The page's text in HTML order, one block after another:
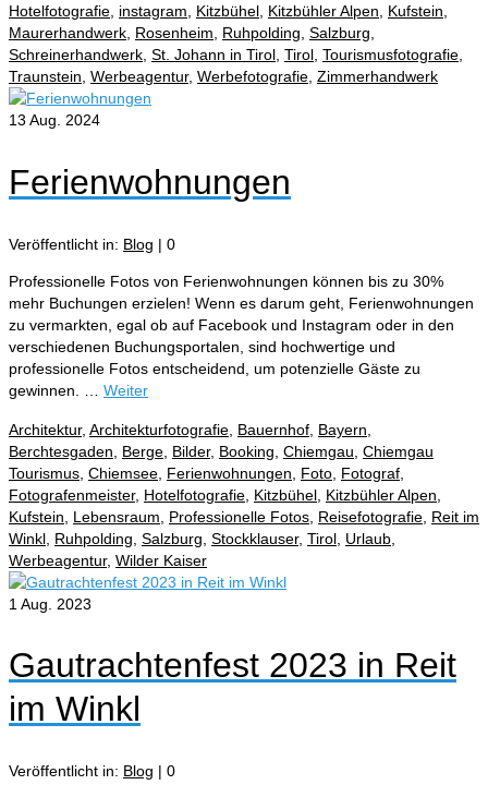
Hotelfotografie, instagram, Kitzbühel, Kitzbühler Alpen, Kufstein,
Maurerhandwerk, Rosenheim, Ruhpolding, Salzburg,
Schreinerhandwerk, St. Johann in Tirol, Tirol, Tourismusfotografie,
Traunstein, Werbeagentur, Werbefotografie, Zimmerhandwerk
13 Aug. 2024
Ferienwohnungen
Veröffentlicht in: Blog | 0
Professionelle Fotos von Ferienwohnungen können bis zu 30%
mehr Buchungen erzielen! Wenn es darum geht, Ferienwohnungen
zu vermarkten, egal ob auf Facebook und Instagram oder in den
verschiedenen Buchungsportalen, sind hochwertige und
professionelle Fotos entscheidend, um potenzielle Gäste zu
gewinnen.⁠ … Weiter
Architektur, Architekturfotografie Bauernhof Bayern
Berchtesgaden
Berge Bilder, Booking Chiemgau Chiemgau
Tourismus Chiemsee Ferienwohnungen Foto Fotograf
Fotografenmeister, Hotelfotografie Kitzbühel Kitzbühler Alpen
Kufstein
Lebensraum Professionelle Fotos Reisefotografie Reit im
Winkl Ruhpolding Salzburg Stockklauser, Tirol Urlaub
Werbeagentur, Wilder Kaiser
1 Aug. 2023
Gautrachtenfest 2023 in Reit
im Winkl
Veröffentlicht in: Blog | 0